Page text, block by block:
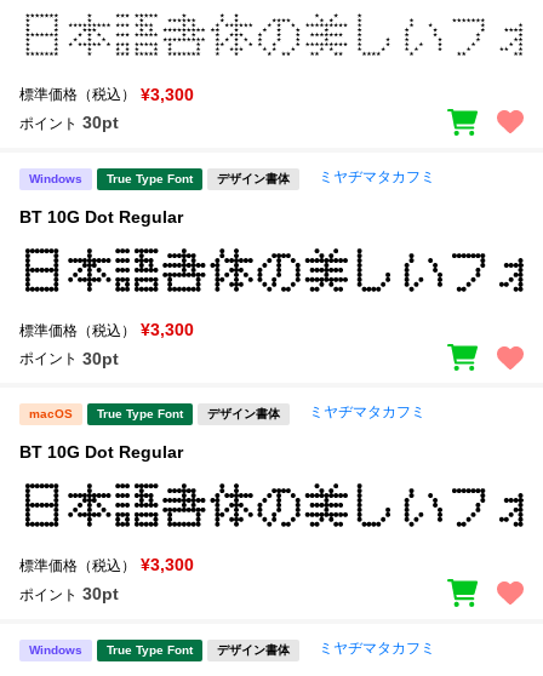
標準価格（税込） ¥3,300
ポイント 30pt
Windows True Type Font デザイン書体 ミヤヂマタカフミ
BT 10G Dot Regular
標準価格（税込） ¥3,300
ポイント 30pt
macOS True Type Font デザイン書体 ミヤヂマタカフミ
BT 10G Dot Regular
標準価格（税込） ¥3,300
ポイント 30pt
Windows True Type Font デザイン書体 ミヤヂマタカフミ